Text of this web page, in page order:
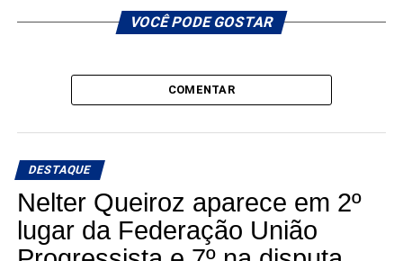
VOCÊ PODE GOSTAR
COMENTAR
DESTAQUE
Nelter Queiroz aparece em 2º
lugar da Federação União